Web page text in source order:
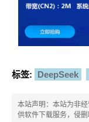
标签: DeepSeek
本站声明：本站为非
供软件下载服务，侵